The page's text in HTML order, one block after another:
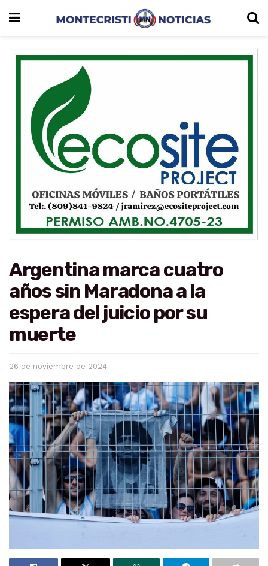
Argentina marca cuatro
años sin Maradona a la
espera del juicio por su
muerte
26 de noviembre de 2024